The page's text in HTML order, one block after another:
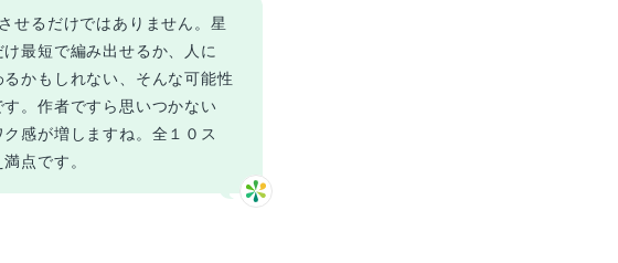
せるだけではありません。星
最短で編み出せるか、人に
かもしれない、そんな可能性
。作者ですら思いつかない
感が増しますね。全１０ス
点です。